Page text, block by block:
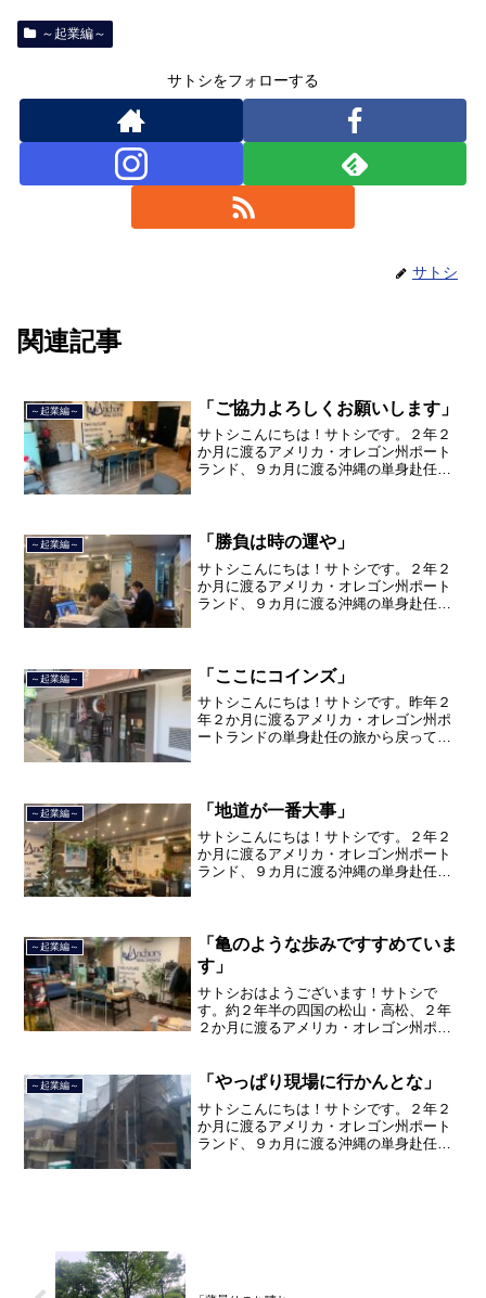
～起業編～
サトシをフォローする
サトシ
関連記事
～起業編～ 「ご協力よろしくお願いします」
サトシこんにちは！サトシです。２年２
か月に渡るアメリカ・オレゴン州ポート
ランド、９カ月に渡る沖縄の単身赴任の
品川区南大井で不動産を主...
～起業編～ 「勝負は時の運や」
サトシこんにちは！サトシです。２年２
か月に渡るアメリカ・オレゴン州ポート
ランド、９カ月に渡る沖縄の単身赴任の
品川区南大井で不動産を主...
～起業編～ 「ここにコインズ」
サトシこんにちは！サトシです。昨年２
年２か月に渡るアメリカ・オレゴン州ポ
ートランドの単身赴任の旅から戻ってき
し、東京品川区南大井で不動...
～起業編～ 「地道が一番大事」
サトシこんにちは！サトシです。２年２
か月に渡るアメリカ・オレゴン州ポート
ランド、９カ月に渡る沖縄の単身赴任の
品川区南大井で不動産を主...
～起業編～
「亀のような歩みですすめていま
す」
サトシおはようございます！サトシで
す。約２年半の四国の松山・高松、２年
２か月に渡るアメリカ・オレゴン州ポー
間のサラリーマン人生に終止符を打っ
て、２０２１年３月９日より東...
～起業編～ 「やっぱり現場に行かんとな」
サトシこんにちは！サトシです。２年２
か月に渡るアメリカ・オレゴン州ポート
ランド、９カ月に渡る沖縄の単身赴任の